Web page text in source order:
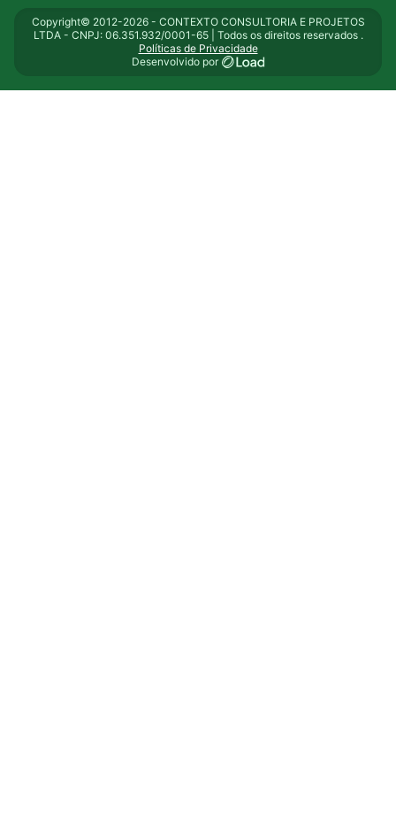
Copyright© 2012-2026 - CONTEXTO CONSULTORIA E PROJETOS
LTDA - CNPJ: 06.351.932/0001-65 | Todos os direitos reservados .
Políticas de Privacidade
Desenvolvido por